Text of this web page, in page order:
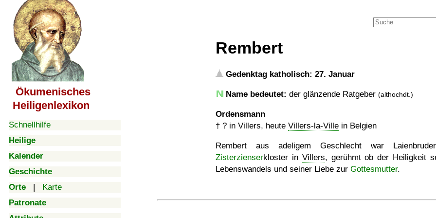
Ökumenisches
Heiligenlexikon
Schnellhilfe
Heilige
Kalender
Geschichte
Orte | Karte
Patronate
Rembert
Gedenktag katholisch: 27. Januar
Name bedeutet: der glänzende Ratgeber (althochdt.)
Ordensmann
† ? in Villers, heute Villers-la-Ville in Belgien
Rembert aus adeligem Geschlecht war
Zisterzienserkloster in Villers, gerühmt ob der Heiligkeit
Lebenswandels und seiner Liebe zur Gottesmutter.